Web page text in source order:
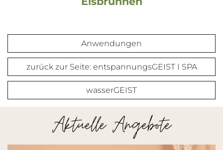
Anwendungen
zurück zur Seite: entspannungsGEIST I SPA
wasserGEIST
Aktuelle Angebote